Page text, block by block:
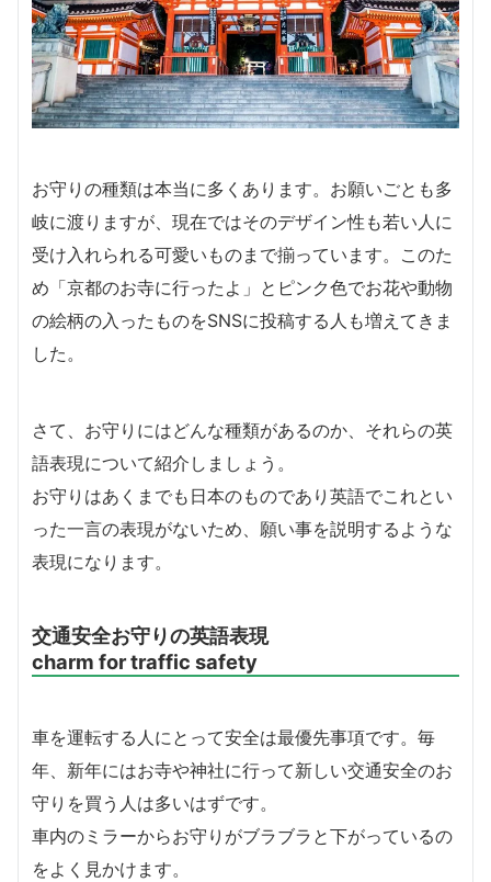
お守りの種類は本当に多くあります。お願いごとも多
岐に渡りますが、現在ではそのデザイン性も若い人に
受け入れられる可愛いものまで揃っています。このた
め「京都のお寺に行ったよ」とピンク色でお花や動物
の絵柄の入ったものをSNSに投稿する人も増えてきま
した。
さて、お守りにはどんな種類があるのか、それらの英
語表現について紹介しましょう。
お守りはあくまでも日本のものであり英語でこれとい
った一言の表現がないため、願い事を説明するような
表現になります。
交通安全お守りの英語表現
charm for traffic safety
車を運転する人にとって安全は最優先事項です。毎
年、新年にはお寺や神社に行って新しい交通安全のお
守りを買う人は多いはずです。
車内のミラーからお守りがブラブラと下がっているの
をよく見かけます。